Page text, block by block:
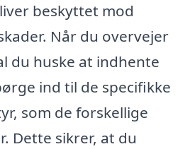
beskyttet mod
Når du overvejer
du huske at indhente
ind til de specifikke
som de forskellige
Dette sikrer, at du